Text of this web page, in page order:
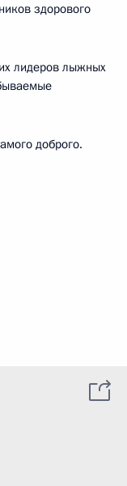
здорового
лидеров лыжных
доброго.